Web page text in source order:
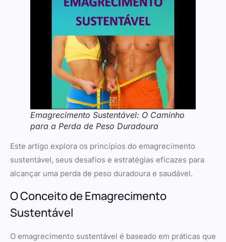
Emagrecimento Sustentável: O Caminho
para a Perda de Peso Duradoura
Este artigo explora os princípios do emagrecimento
sustentável, seus desafios e estratégias eficazes para
alcançar uma perda de peso duradoura e saudável.
O Conceito de Emagrecimento
Sustentável
O emagrecimento sustentável é baseado em práticas que